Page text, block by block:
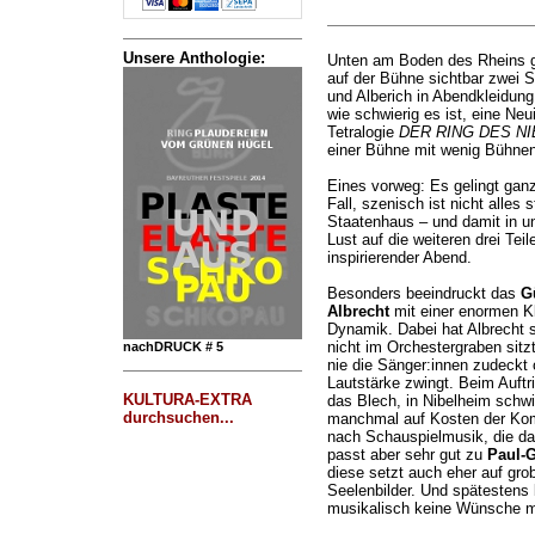
Unsere Anthologie:
nachDRUCK # 5
KULTURA-EXTRA
durchsuchen...
Unten am Boden des
auf der Bühne sichtbar zwei
und Alberich in
wie schwierig es ist, eine
Tetralogie DER RING DES
einer Bühne mit wenig
Eines vorweg: Es gelingt
Fall, szenisch ist nicht alles
Staatenhaus – und damit in
Lust auf die weiteren drei
inspirierender Abend.
Besonders beeindruckt das
Albrechtmit einer enormen
Dynamik. Dabei hat
nicht im Orchestergraben
nie die Sänger:innen
Lautstärke zwingt. Beim
das Blech, in Nibelheim
manchmal auf Kosten der
nach Schauspielmusik, die
passt aber sehr gut zu Paul-
diese setzt auch eher auf
Seelenbilder. Und
musikalisch keine Wünsche